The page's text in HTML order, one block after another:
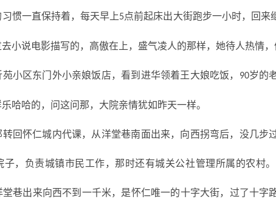
惯一直保持着，每天早上5点前起床出大街跑步一小时，回来
小说电影描写的，高傲在上，盛气凌人的那样，她待人热情，
小区东门外小亲娘饭店，看到进华领着王大娘吃饭， 90岁的
哈哈的，问这问那，大院亲情犹如昨天一样。
回怀仁城内代课，从洋堂巷南面出来，向西拐弯后，没几步
子，负责城镇市民工作，那时还有城关公社管理所属的农村
堂巷出来向西不到一千米，是怀仁唯一的十字大街，过了十字